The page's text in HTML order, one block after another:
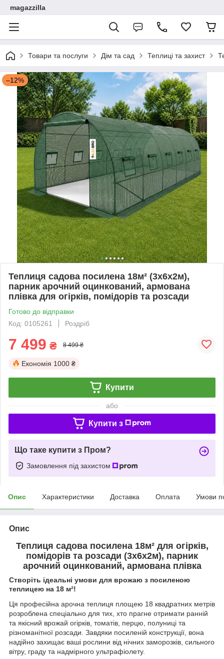
magazzilla
Товари та послуги Дім та сад Теплиці та захист
–12%
Теплиця садова посилена 18м² (3х6х2м),
парник арочний оцинкований, армована
плівка для огірків, помідорів та розсади
Готово до відправки
Код: 0105261
Роздріб
7 499 ₴ 8 499 ₴
Економія 1000 ₴
Купити
або
Купити з
Що таке купити з Пром?
Замовлення під захистом
Опис Характеристики Доставка Оплата Умови
Опис
Теплиця садова посилена 18м² для огірків,
помідорів та розсади (3х6х2м), парник
арочний оцинкований, армована плівка
Створіть ідеальні умови для врожаю з посиленою
теплицею на 18 м²!
Ця професійна арочна теплиця площею 18 квадратних метрів
розроблена спеціально для тих, хто прагне отримати ранній
та якісний врожай огірків, томатів, перцю, полуниці та
різноманітної розсади. Завдяки посиленій конструкції, вона
надійно захищає ваші рослини від нічних заморозків, сильного
вітру, граду та надмірного ультрафіолету.